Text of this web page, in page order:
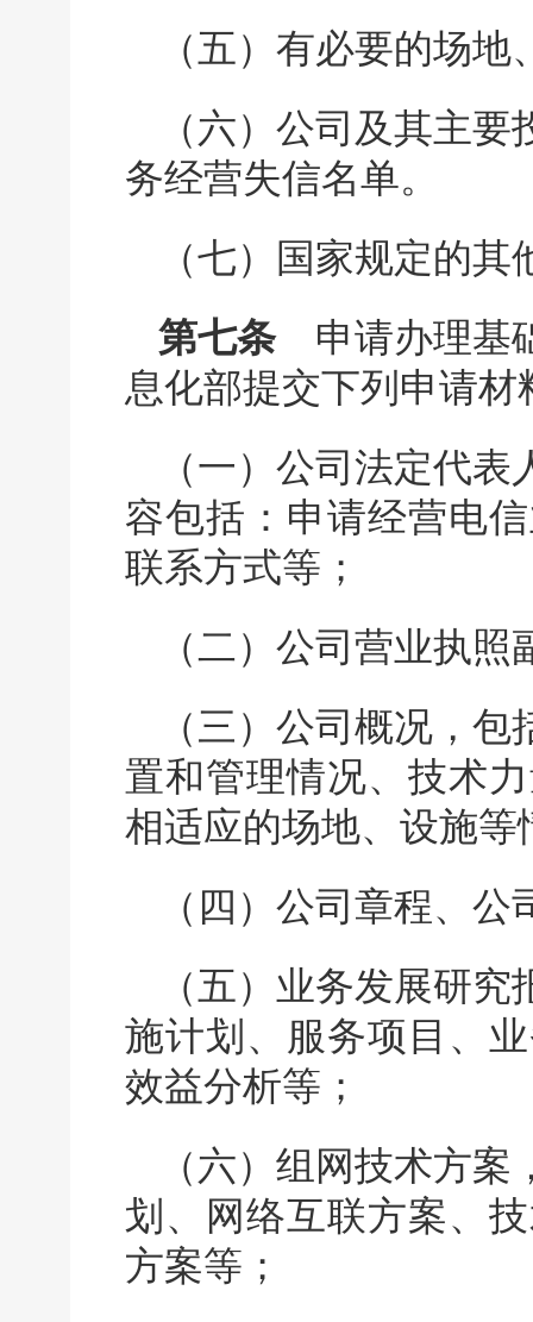
（五）有必要的场
（六）公司及其主
务经营失信名单。
（七）国家规定的其
第七条申请办理基
息化部提交下列申请材
（一）公司法定代
容包括：申请经营电
联系方式等；
（二）公司营业执
（三）公司概况，
置和管理情况、技术
相适应的场地、设施等
（四）公司章程、
（五）业务发展研
施计划、服务项目、
效益分析等；
（六）组网技术方
划、网络互联方案、
方案等；